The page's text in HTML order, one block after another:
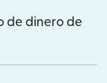
de dinero de